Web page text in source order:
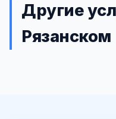
Другие
Рязанском